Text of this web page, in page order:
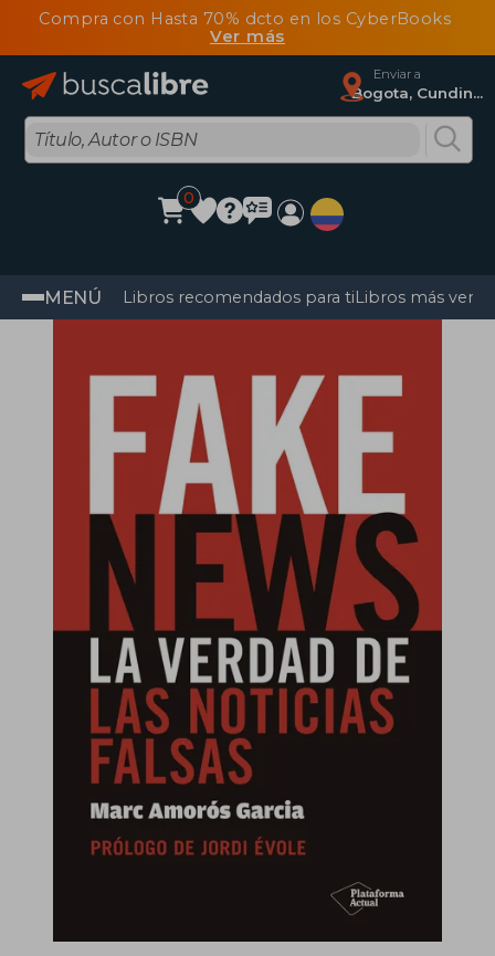
Compra con Hasta 70% dcto en los CyberBooks
Ver más
Enviar a
Bogota, Cundinamarca
0
MENÚ Libros recomendados para tiLibros más